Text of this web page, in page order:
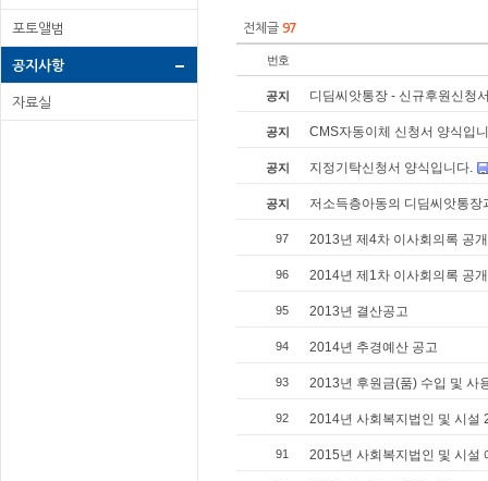
포토앨범
공지사항
자료실
전체글 97
번호
공지 디딤씨앗통장 - 신규후원신청
공지 CMS자동이체 신청서 양식입
공지 지정기탁신청서 양식입니다.
공지 저소득층아동의 디딤씨앗통
97 2013년 제4차 이사회의록 공개
96 2014년 제1차 이사회의록 공개
95 2013년 결산공고
94 2014년 추경예산 공고
93 2013년 후원금(품) 수입 및 사
92 2014년 사회복지법인 및 시설
91 2015년 사회복지법인 및 시설